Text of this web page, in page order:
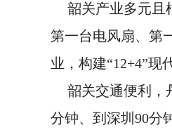
韶关产业多元且
第一台电风扇、第
业，构建“12+4”现
韶关交通便利，
分钟、到深圳90分